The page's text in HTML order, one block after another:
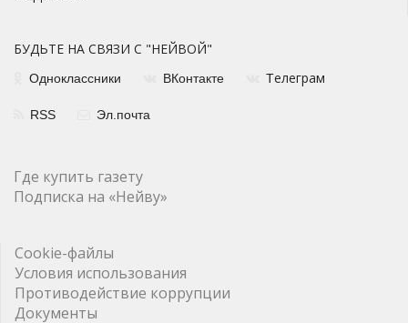
БУДЬТЕ НА СВЯЗИ С "НЕЙВОЙ"
Одноклассники ВКонтакте Телеграм
RSS Эл.почта
Где купить газету
Подписка на «Нейву»
Cookie-файлы
Условия использования
Противодействие коррупции
Документы